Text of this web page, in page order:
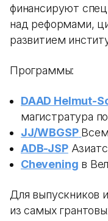
финансируют
над реформами,
развитием
Программы:
DAAD Helmut-
магистратура
JJ/WBGSP
ADB-JSP
Chevening в
Для выпускников
из самых